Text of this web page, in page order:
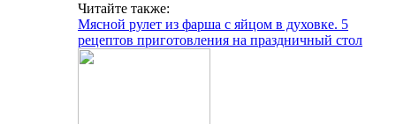
Читайте также:
Мясной рулет из фарша с яйцом в духовке. 5
рецептов приготовления на праздничный стол